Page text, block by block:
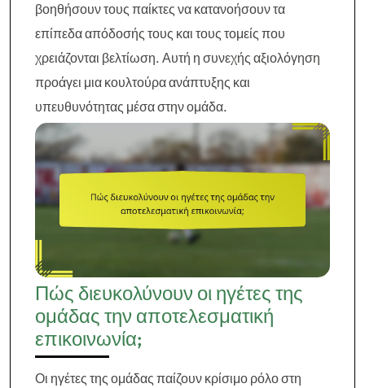
βοηθήσουν τους παίκτες να κατανοήσουν τα
επίπεδα απόδοσής τους και τους τομείς που
χρειάζονται βελτίωση. Αυτή η συνεχής αξιολόγηση
προάγει μια κουλτούρα ανάπτυξης και
υπευθυνότητας μέσα στην ομάδα.
Πώς διευκολύνουν οι ηγέτες της
ομάδας την αποτελεσματική
επικοινωνία;
Οι ηγέτες της ομάδας παίζουν κρίσιμο ρόλο στη